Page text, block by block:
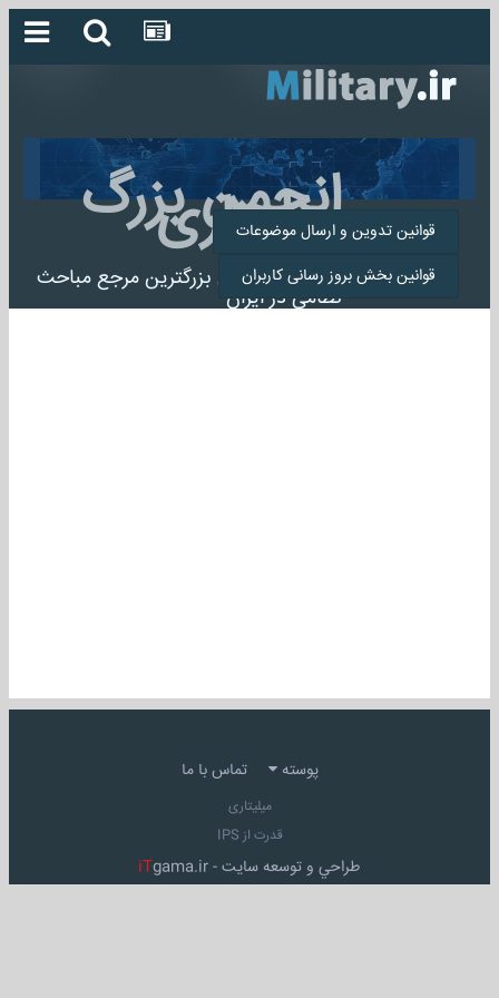
انجمن بزرگ
میلیتاری
انجمن میلیتاری بزرگترین مرجع مباحث
نظامی در ایران
قوانین تدوین و ارسال موضوعات
قوانین بخش بروز رسانی کاربران
پوسته تماس با ما
میلیتاری
قدرت از IPS
طراحي و توسعه سايت - iTgama.ir